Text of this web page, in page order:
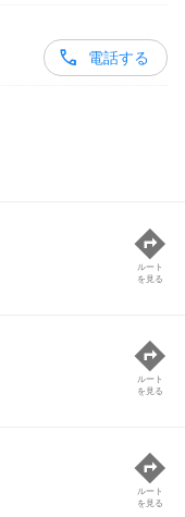
電話する
ルート
を見る
ルート
を見る
ルート
を見る